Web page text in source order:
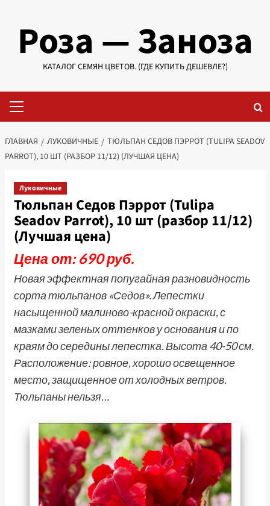
содержимому
Роза — Заноза
КАТАЛОГ СЕМЯН ЦВЕТОВ. (ГДЕ КУПИТЬ ДЕШЕВЛЕ?)
меню
ГЛАВНАЯ ЛУКОВИЧНЫЕ
ТЮЛЬПАН СЕДОВ ПЭРРОТ (TULIPA SEADOV
PARROT), 10 ШТ (РАЗБОР 11/12) (ЛУЧШАЯ ЦЕНА)
Луковичные
Тюльпан Седов Пэррот (Tulipa
Seadov Parrot), 10 шт (разбор 11/12)
(Лучшая цена)
Цена от: 690 руб.
Новая эффектная попугайная разновидность
сорта тюльпанов «Седов». Лепестки
насыщенной малиново-красной окраски, с
мазками зеленых оттенков у основания и по
краям до середины лепестка. Высота 40-50 см.
Расположение: ровное, хорошо освещенное
место, защищенное от холодных ветров.
Тюльпаны нельзя…